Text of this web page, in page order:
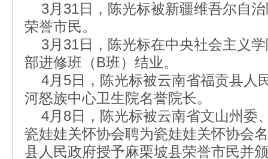
3月31日，陈光标被新疆维吾尔自
荣誉市民。
3月31日，陈光标在中央社会主义
部进修班（B班）结业。
4月5日，陈光标被云南省福贡县人
河怒族中心卫生院名誉院长。
4月8日，陈光标被云南省文山州委
瓷娃娃关怀协会聘为瓷娃娃关怀协会
县人民政府授予麻栗坡县荣誉市民并